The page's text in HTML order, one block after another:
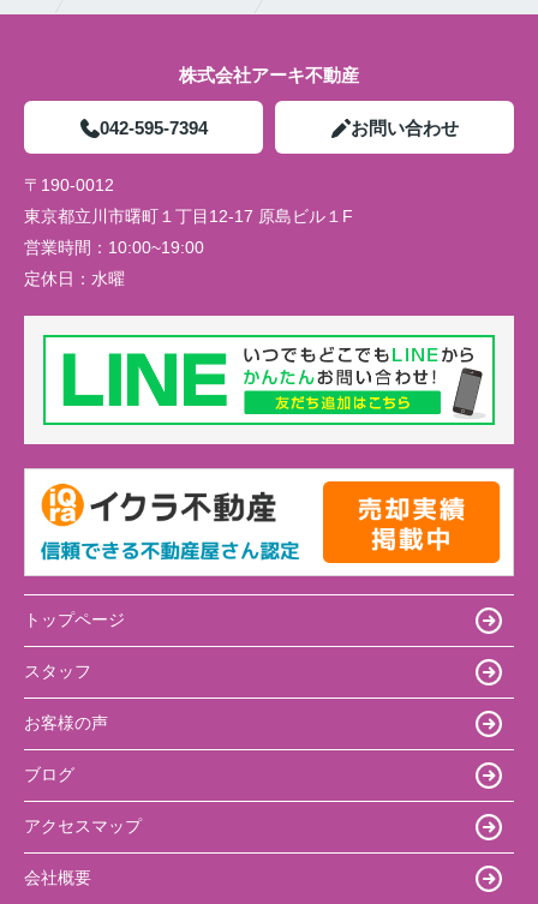
株式会社アーキ不動産
042-595-7394 お問い合わせ
〒190-0012
東京都立川市曙町１丁目12-17 原島ビル１F
営業時間： 10:00~19:00
定休日： 水曜
トップページ
スタッフ
お客様の声
ブログ
アクセスマップ
会社概要